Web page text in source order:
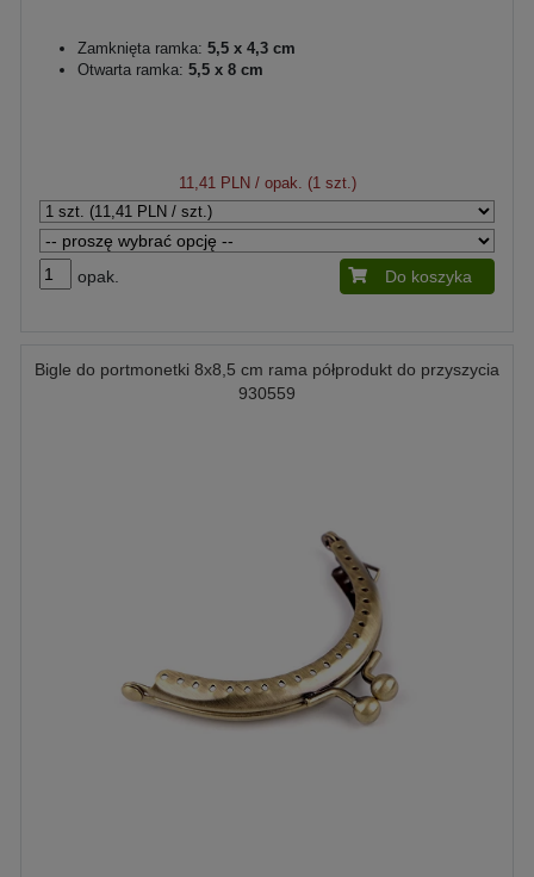
Zamknięta ramka: 5,5 x 4,3 cm
Otwarta ramka: 5,5 x 8 cm
11,41 PLN/ opak. (1 szt.)
opak. Do koszyka
Bigle do portmonetki 8x8,5 cm rama półprodukt do przyszycia
930559